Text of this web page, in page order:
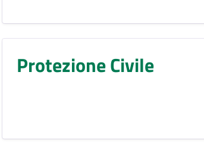
Protezione Civile